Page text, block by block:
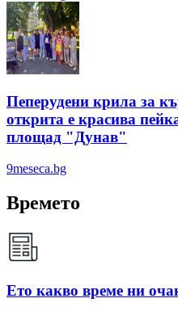
Пеперудени крила за
открита е красива
площад "Дунав"
9meseca.bg
Времето
Ето какво време ни